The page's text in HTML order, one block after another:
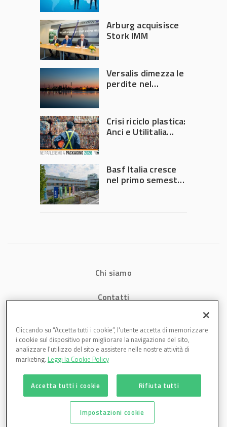
Arburg acquisisce
Stork IMM
Versalis dimezza le
perdite nel
Crisi riciclo plastica:
Anci e Utilitalia
Governo
Basf Italia cresce
nel primo semestre
Chi siamo
Contatti
Cookies
Cliccando su “Accetta tutti i cookie”, l'utente accetta di memorizzare
i cookie sul dispositivo per migliorare la navigazione del sito,
analizzare l'utilizzo del sito e assistere nelle nostre attività di
marketing. Leggi la Cookie Policy
Accetta tutti i cookie Rifiuta tutti
Impostazioni cookie